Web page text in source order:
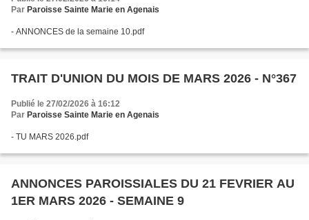
Par Paroisse Sainte Marie en Agenais
- ANNONCES de la semaine 10.pdf
TRAIT D'UNION DU MOIS DE MARS 2026 - N°367
Publié le 27/02/2026 à 16:12
Par Paroisse Sainte Marie en Agenais
- TU MARS 2026.pdf
ANNONCES PAROISSIALES DU 21 FEVRIER AU
1ER MARS 2026 - SEMAINE 9